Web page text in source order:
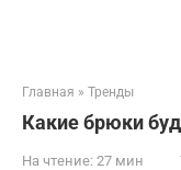
Главная » Тренды
Какие брюки
На чтение: 27 мин